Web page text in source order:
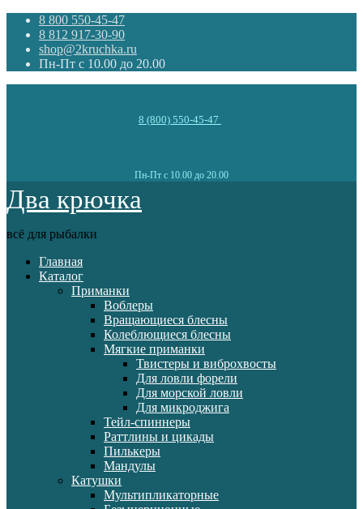
8 800 550-45-47
8 812 917-30-90
shop@2kruchka.ru
Пн-Пт с 10.00 до 20.00
8 (800) 550-45-47
Пн-Пт с 10.00 до 20.00
Два крючка
всё для рыбалки
Главная
Каталог
Приманки
Воблеры
Вращающиеся блесны
Колеблющиеся блесны
Мягкие приманки
Твистеры и виброхвосты
Для ловли форели
Для морской ловли
Для микроджига
Тейл-спиннеры
Раттлины и цикады
Пилькеры
Мандулы
Катушки
Мультипликаторные